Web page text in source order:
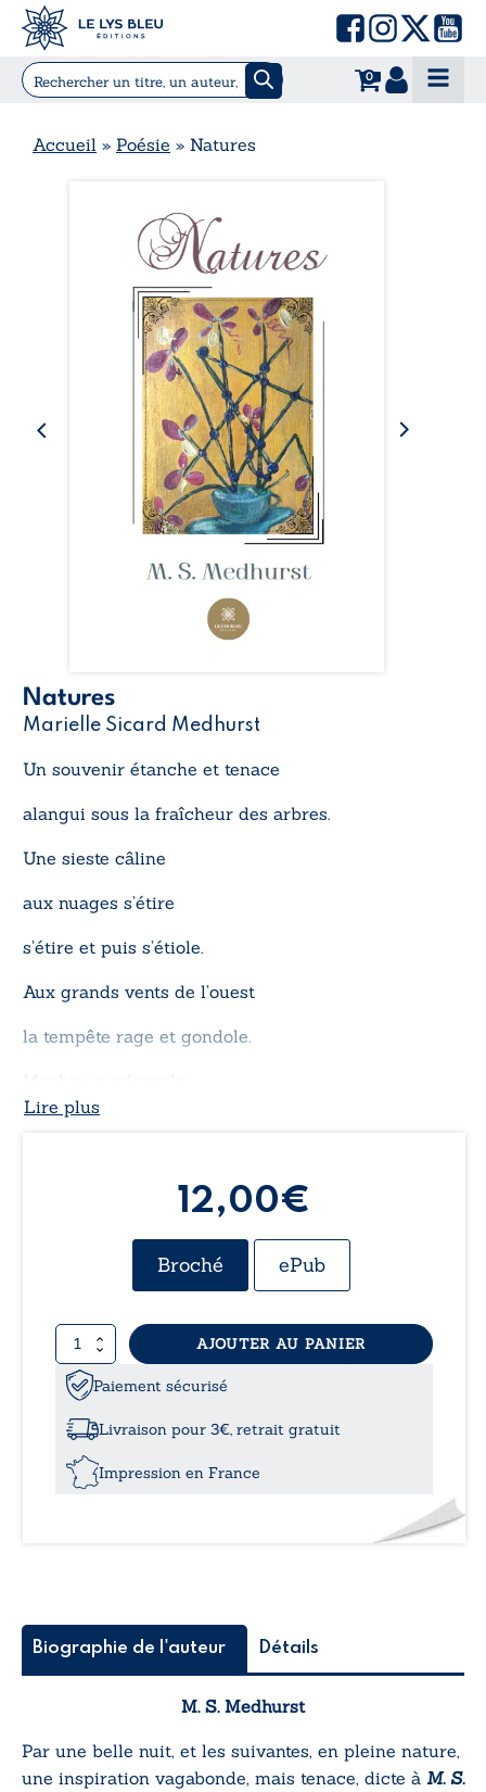
0
Accueil » Poésie » Natures
Natures
Marielle Sicard Medhurst
Un souvenir étanche et tenace
alangui sous la fraîcheur des arbres.
Une sieste câline
aux nuages s’étire
s’étire et puis s’étiole.
Aux grands vents de l’ouest
la tempête rage et gondole.
et voix qui s’éparpillent
Lire plus
12,00€
Broché ePub
quantité
de
Natures
AJOUTER AU PANIER
Paiement sécurisé
Livraison pour 3€, retrait gratuit
Impression en France
Biographie de l'auteur Détails
M. S. Medhurst
Par une belle nuit, et les suivantes, en pleine nature,
une inspiration vagabonde, mais tenace, dicte à M. S.